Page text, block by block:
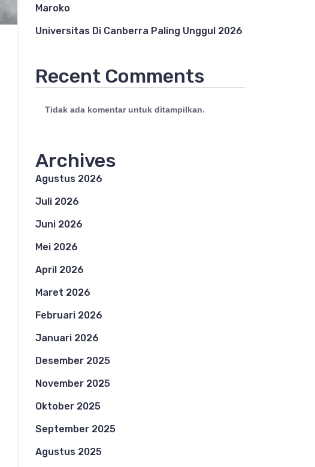
Maroko
Universitas Di Canberra Paling Unggul 2026
Recent Comments
Tidak ada komentar untuk ditampilkan.
Archives
Agustus 2026
Juli 2026
Juni 2026
Mei 2026
April 2026
Maret 2026
Februari 2026
Januari 2026
Desember 2025
November 2025
Oktober 2025
September 2025
Agustus 2025